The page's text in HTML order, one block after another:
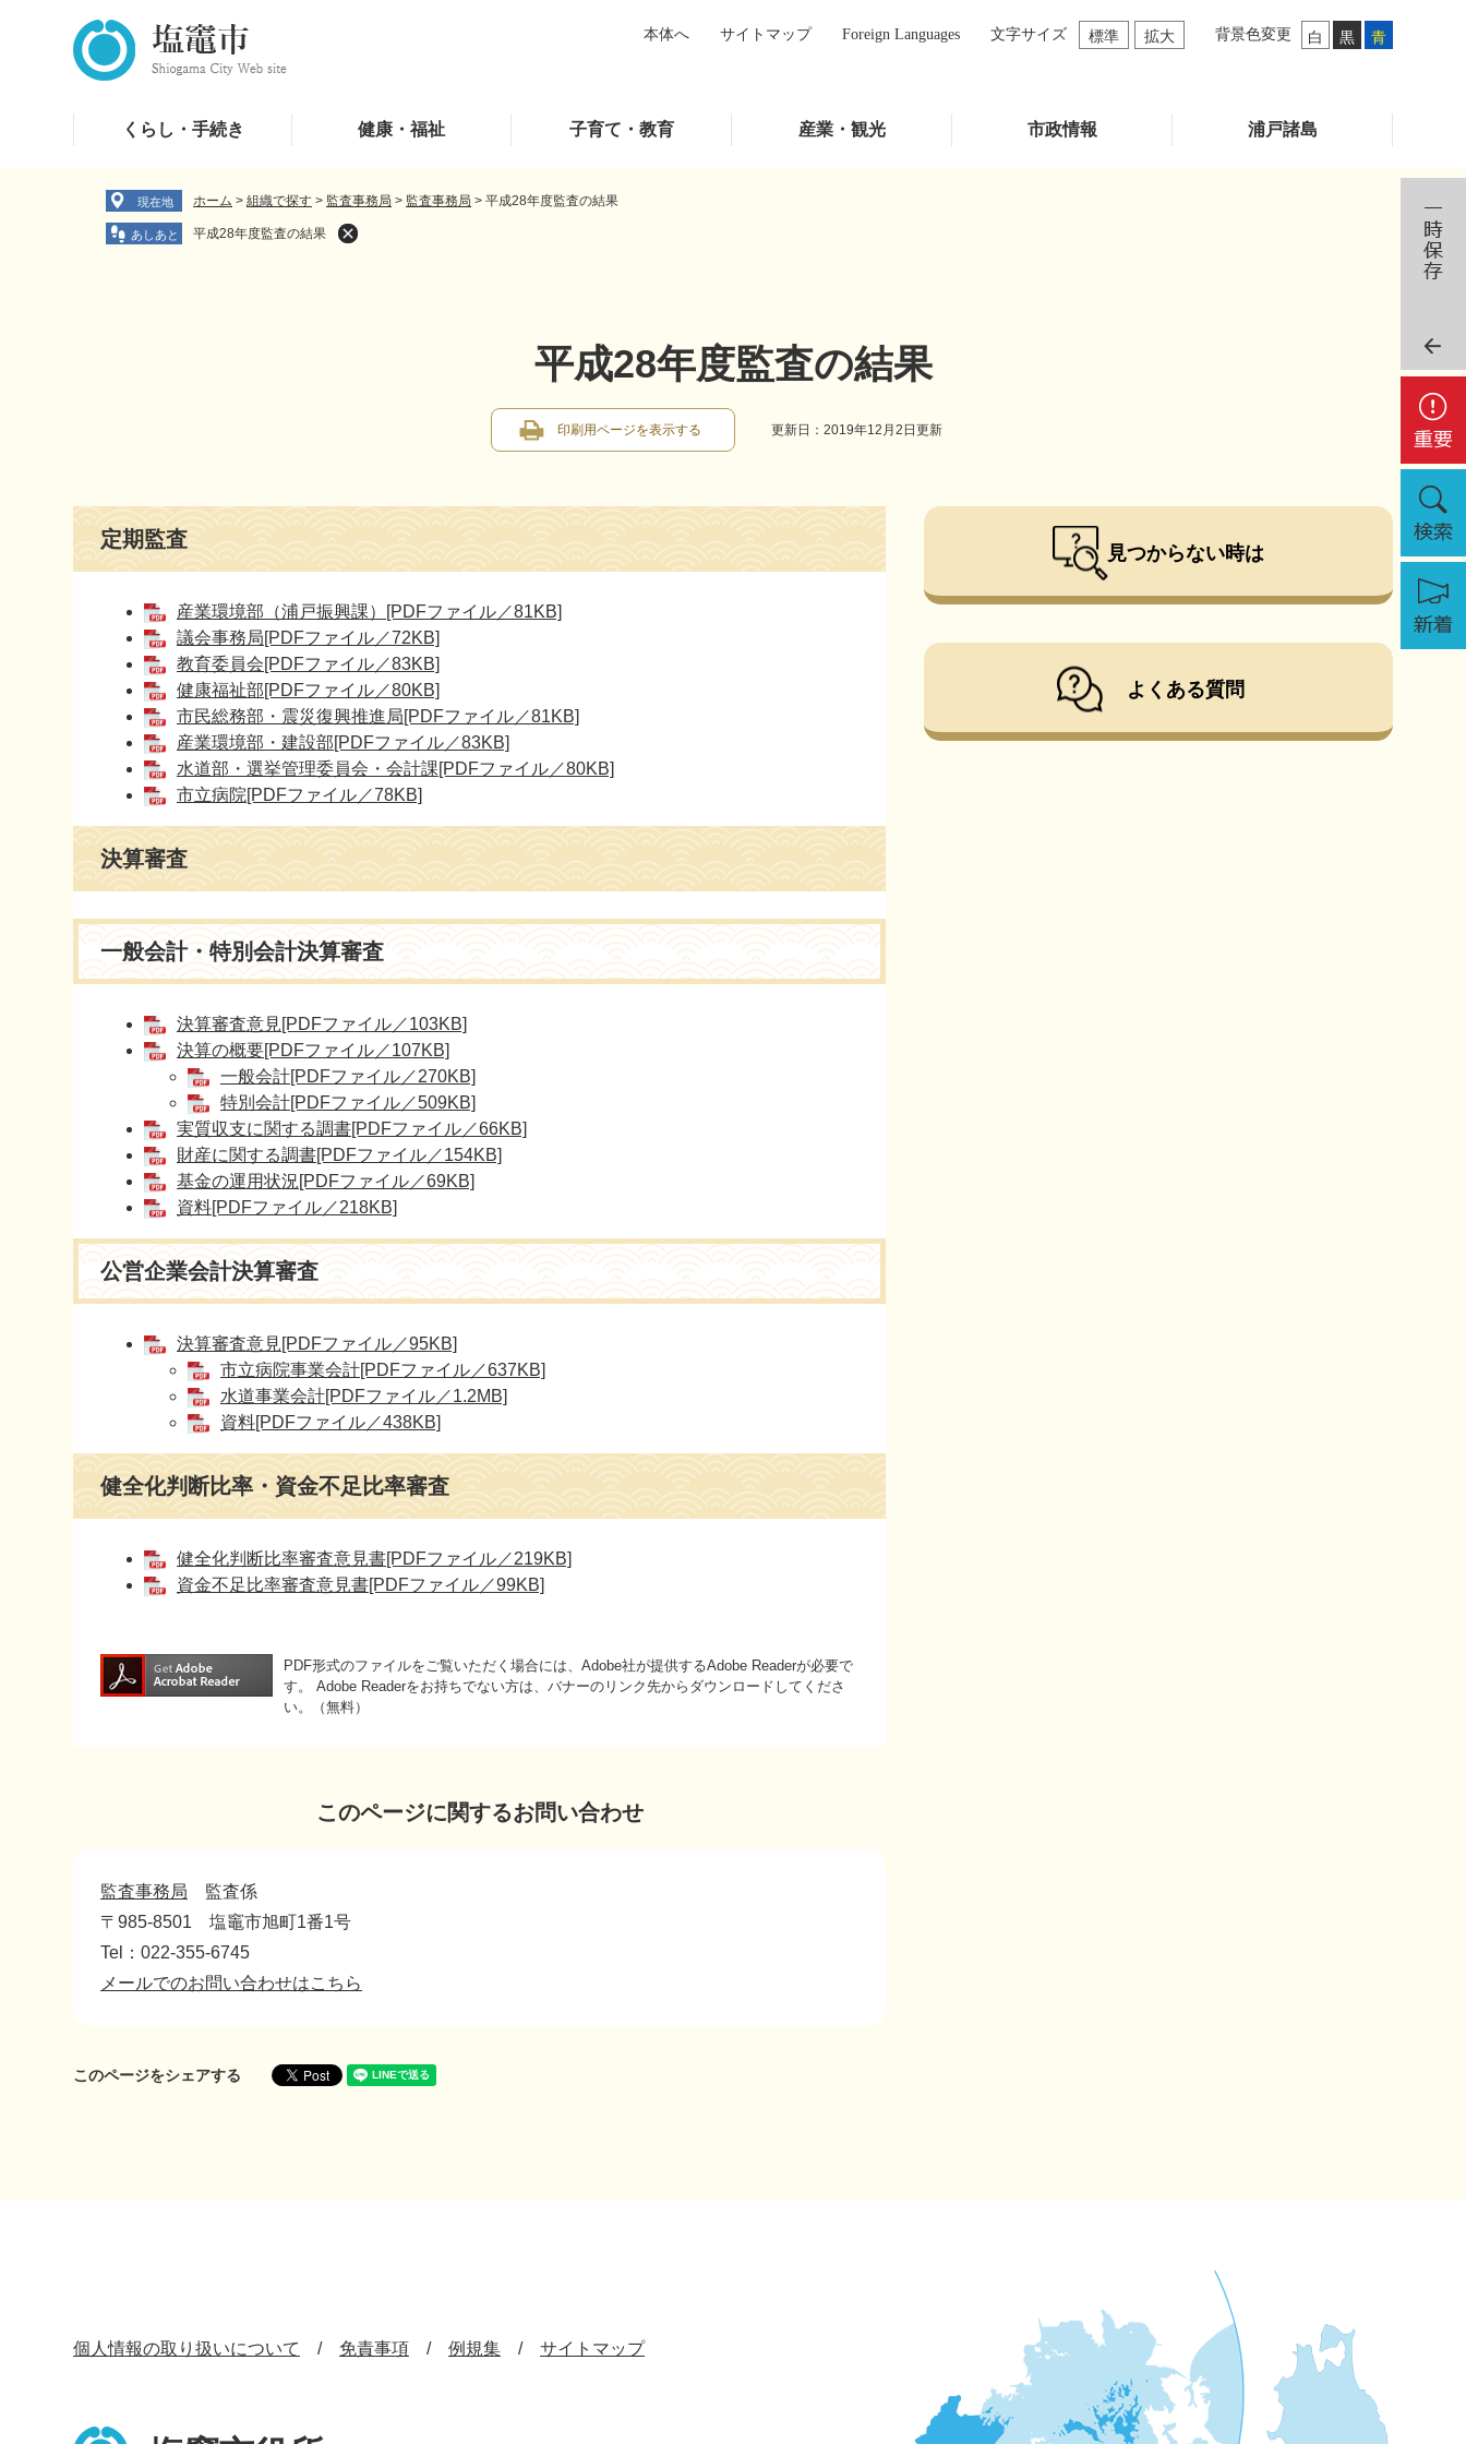
本体へ サイトマップ Foreign Languages 文字サイズ 標準 拡大 背景色変更 白 黒 青
くらし・手続き 健康・福祉 子育て・教育 産業・観光 市政情報 浦戸諸島
現在地 ホーム > 組織で探す > 監査事務局 > 監査事務局 > 平成28年度監査の結果
平成28年度監査の結果
平成28年度監査の結果
印刷用ページを表示する 更新日：2019年12月2日更新
本
文 定期監査
産業環境部（浦戸振興課）[PDFファイル／81KB]
議会事務局[PDFファイル／72KB]
教育委員会[PDFファイル／83KB]
健康福祉部[PDFファイル／80KB]
市民総務部・震災復興推進局[PDFファイル／81KB]
産業環境部・建設部[PDFファイル／83KB]
水道部・選挙管理委員会・会計課[PDFファイル／80KB]
市立病院[PDFファイル／78KB]
決算審査
一般会計・特別会計決算審査
決算審査意見[PDFファイル／103KB]
決算の概要[PDFファイル／107KB]
一般会計[PDFファイル／270KB]
特別会計[PDFファイル／509KB]
実質収支に関する調書[PDFファイル／66KB]
財産に関する調書[PDFファイル／154KB]
基金の運用状況[PDFファイル／69KB]
資料[PDFファイル／218KB]
公営企業会計決算審査
決算審査意見[PDFファイル／95KB]
市立病院事業会計[PDFファイル／637KB]
水道事業会計[PDFファイル／1.2MB]
資料[PDFファイル／438KB]
健全化判断比率・資金不足比率審査
健全化判断比率審査意見書[PDFファイル／219KB]
資金不足比率審査意見書[PDFファイル／99KB]
PDF形式のファイルをご覧いただく場合には、Adobe社が提供するAdobe Readerが必要で
す。
Adobe Readerをお持ちでない方は、バナーのリンク先からダウンロードしてくださ
い。（無料）
このページに関するお問い合わせ
監査事務局
監査係
〒985-8501
塩竈市旭町1番1号
Tel：022-355-6745
メールでのお問い合わせはこちら
このページをシェアする
見つからない時は
よくある質問
個人情報の取り扱いについて 免責事項 例規集 サイトマップ